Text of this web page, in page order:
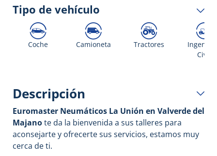
Tipo de vehículo
Coche Camioneta Tractores
Civil
Descripción
Euromaster Neumáticos La Unión en Valverde del
Majanote da la bienvenida a sus talleres para
aconsejarte y ofrecerte sus servicios, estamos muy
cerca de ti.